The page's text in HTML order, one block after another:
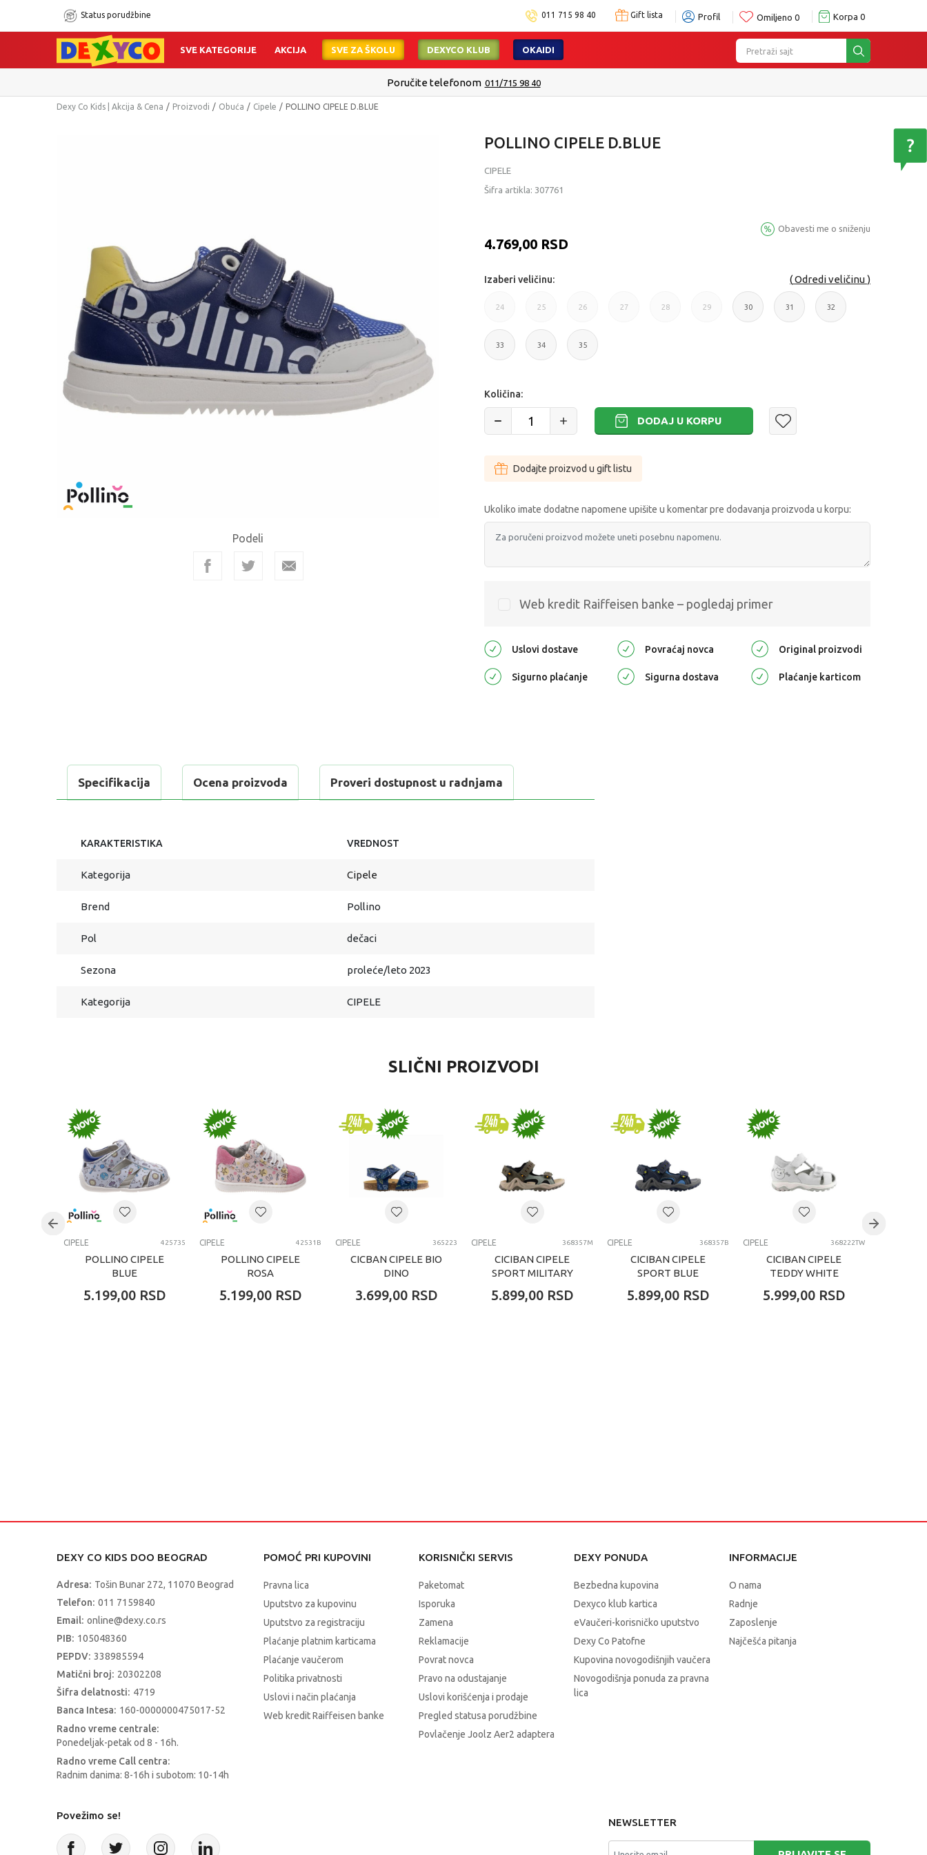
Status porudžbine 011 715 98 40 Gift lista Profil Omiljeno 0 Korpa 0
Pretraži sajt
SVE KATEGORIJE AKCIJA SVE ZA ŠKOLU DEXYCO KLUB OKAIDI
Poručite telefonom 011/715 98 40
Dexy Co Kids | Akcija & Cena Proizvodi Obuća Cipele POLLINO CIPELE D.BLUE
Podeli
POLLINO CIPELE D.BLUE
CIPELE
Šifra artikla: 307761
4.769,00 RSD
Obavesti me o sniženju
Odredi veličinu
Izaberi veličinu:
24 25 26 27 28 29 30 31 32
33
34 35
Količina:
DODAJ U KORPU
Dodajte proizvod u gift listu
Ukoliko imate dodatne napomene upišite u komentar pre dodavanja proizvoda u korpu:
Web kredit Raiffeisen banke – pogledaj primer
Uslovi dostave Povraćaj novca Original proizvodi
Sigurno plaćanje Sigurna dostava Plaćanje karticom
Specifikacija Ocena proizvoda Proveri dostupnost u radnjama
KARAKTERISTIKA VREDNOST
Kategorija Cipele
Brend Pollino
Pol dečaci
Sezona proleće/leto 2023
Kategorija CIPELE
SLIČNI PROIZVODI
CIPELE 425735
POLLINO CIPELE
BLUE
5.199,00 RSD
CIPELE 42531B
POLLINO CIPELE
ROSA
5.199,00 RSD
CIPELE 365223
CICBAN CIPELE BIO
DINO
3.699,00 RSD
CIPELE 368357M
CICIBAN CIPELE
SPORT MILITARY
5.899,00 RSD
CIPELE 368357B
CICIBAN CIPELE
SPORT BLUE
5.899,00 RSD
CIPELE 368222TW
CICIBAN CIPELE
TEDDY WHITE
5.999,00 RSD
DEXY CO KIDS DOO BEOGRAD
Adresa: Tošin Bunar 272, 11070 Beograd
Telefon: 011 7159840
Email: online@dexy.co.rs
PIB: 105048360
PEPDV: 338985594
Matični broj: 20302208
Šifra delatnosti: 4719
Banca Intesa: 160-0000000475017-52
Radno vreme centrale:
Ponedeljak-petak od 8 - 16h.
Radno vreme Call centra:
Radnim danima: 8-16h i subotom: 10-14h
POMOĆ PRI KUPOVINI
Pravna lica
Uputstvo za kupovinu
Uputstvo za registraciju
Plaćanje platnim karticama
Plaćanje vaučerom
Politika privatnosti
Uslovi i način plaćanja
Web kredit Raiffeisen banke
KORISNIČKI SERVIS
Paketomat
Isporuka
Zamena
Reklamacije
Povrat novca
Pravo na odustajanje
Uslovi korišćenja i prodaje
Pregled statusa porudžbine
Povlačenje Joolz Aer2 adaptera
DEXY PONUDA
Bezbedna kupovina
Dexyco klub kartica
eVaučeri-korisničko uputstvo
Dexy Co Patofne
Kupovina novogodišnjih vaučera
Novogodišnja ponuda za pravna
lica
INFORMACIJE
O nama
Radnje
Zaposlenje
Najčešća pitanja
Povežimo se!
NEWSLETTER